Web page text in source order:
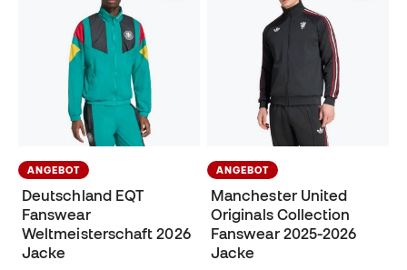
ANGEBOT
Deutschland EQT
Fanswear
Weltmeisterschaft 2026
Jacke
ANGEBOT
Manchester United
Originals Collection
Fanswear 2025-2026
Jacke